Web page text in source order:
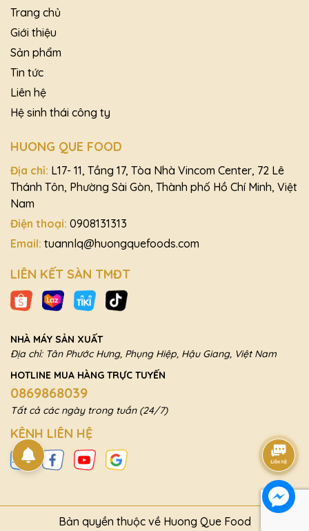
Trang chủ
Giới thiệu
Sản phẩm
Tin tức
Liên hệ
Hệ sinh thái công ty
HUONG QUE FOOD
Địa chỉ: L17- 11, Tầng 17, Tòa Nhà Vincom Center, 72 Lê
Thánh Tôn, Phường Sài Gòn, Thành phố Hồ Chí Minh, Việt
Nam
Điện thoại: 0908131313
Email: tuannlq@huongquefoods.com
LIÊN KẾT SÀN TMĐT
NHÀ MÁY SẢN XUẤT
Địa chỉ: Tân Phước Hưng, Phụng Hiệp, Hậu Giang, Việt Nam
HOTLINE MUA HÀNG TRỰC TUYẾN
0869868039
Tất cả các ngày trong tuần (24/7)
KÊNH LIÊN HỆ
Bản quyền thuộc về Huong Que Food